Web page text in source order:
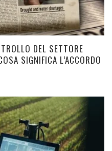
DEL SETTORE
SIGNIFICA L’ACCORDO